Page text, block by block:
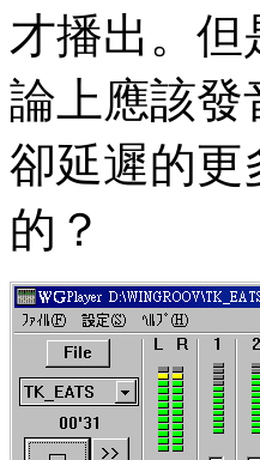
才播出。但
論上應該發
卻延遲的更
的？